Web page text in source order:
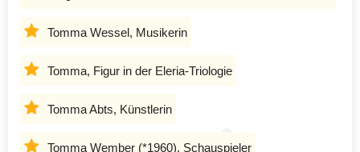
Tomma Wessel, Musikerin
Tomma, Figur in der Eleria-Triologie
Tomma Abts, Künstlerin
Tomma Wember (*1960), Schauspieler